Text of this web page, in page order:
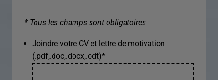
* Tous les champs sont obligatoires
Joindre votre CV et lettre de motivation
(.pdf,.doc,.docx,.odt)*